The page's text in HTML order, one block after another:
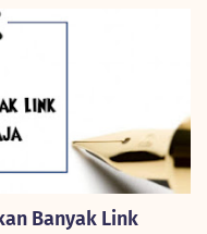
Banyak Link